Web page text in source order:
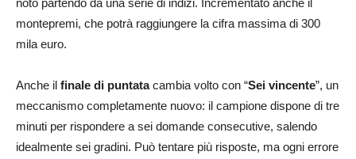
noto partendo da una serie di indizi. Incrementato anche il
montepremi, che potrà raggiungere la cifra massima di 300
mila euro.
Anche il finale di puntatacambia volto con “Sei vincente”, un
meccanismo completamente nuovo: il campione dispone di tre
minuti per rispondere a sei domande consecutive, salendo
idealmente sei gradini. Può tentare più risposte, ma ogni errore